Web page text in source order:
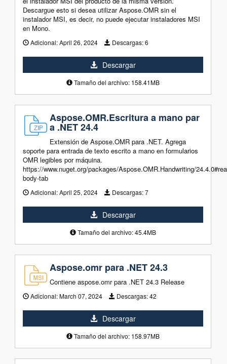
Descargue esto si desea utilizar Aspose.OMR sin el
instalador MSI, es decir, no puede ejecutar instaladores MSI
en Mono.
Adicional:April 26, 2024 Descargas:6
Descargar
Tamaño del archivo: 158.41MB
Aspose.OMR.Escritura a mano par
a .NET 24.4
Extensión de Aspose.OMR para .NET. Agrega
soporte para entrada de texto escrito a mano en formularios
OMR legibles por máquina.
https://www.nuget.org/packages/Aspose.OMR.Handwriting/
body-tab
Adicional:April 25, 2024 Descargas:7
Descargar
Tamaño del archivo: 45.4MB
Aspose.omr para .NET 24.3
Contiene aspose.omr para .NET 24.3 Release
Adicional:March 07, 2024 Descargas:42
Descargar
Tamaño del archivo: 158.97MB